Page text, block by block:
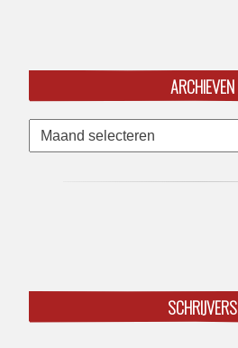
ARCHIEVEN
Archieven
SCHRIJVERS